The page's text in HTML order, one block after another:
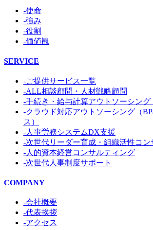
-使命
-強み
-役割
-価値観
SERVICE
-ご提供サービス一覧
-ALL相談顧問・人材戦略顧問
-手続き・給与計算アウトソーシング
-クラウド対応アウトソーシング（
ス）
-人事労務システムDX支援
-次世代リーダー育成・組織活性コン
-人的資本経営コンサルティング
-次世代人事制度サポート
COMPANY
-会社概要
-代表挨拶
-アクセス